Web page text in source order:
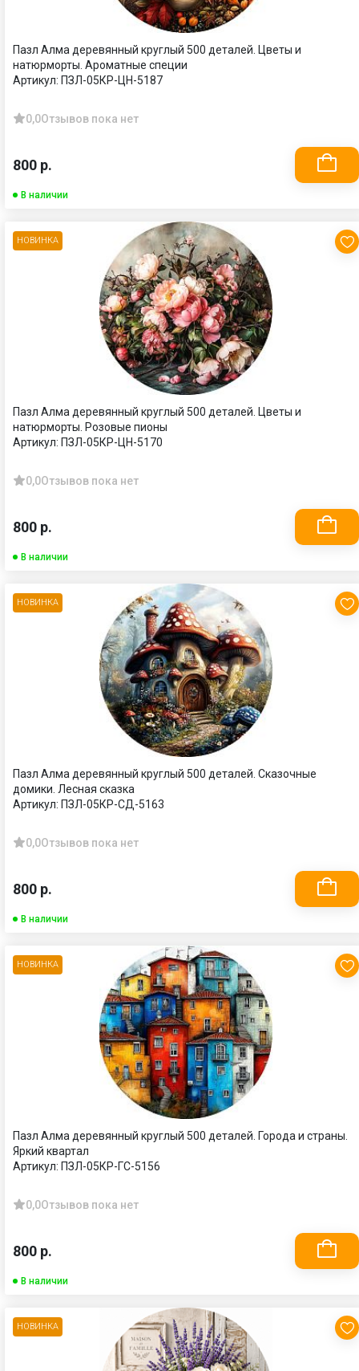
Пазл Алма деревянный круглый 500 деталей. Цветы и
натюрморты. Ароматные специи
Артикул: ПЗЛ-05КР-ЦН-5187
0,0Отзывов пока нет
800 р.
В наличии
НОВИНКА
Пазл Алма деревянный круглый 500 деталей. Цветы и
натюрморты. Розовые пионы
Артикул: ПЗЛ-05КР-ЦН-5170
0,0Отзывов пока нет
800 р.
В наличии
НОВИНКА
Пазл Алма деревянный круглый 500 деталей. Сказочные
домики. Лесная сказка
Артикул: ПЗЛ-05КР-СД-5163
0,0Отзывов пока нет
800 р.
В наличии
НОВИНКА
Пазл Алма деревянный круглый 500 деталей. Города и страны.
Яркий квартал
Артикул: ПЗЛ-05КР-ГС-5156
0,0Отзывов пока нет
800 р.
В наличии
НОВИНКА